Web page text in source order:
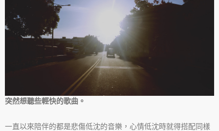
突然想聽些輕快的歌曲。
一直以來陪伴的都是悲傷低沈的音樂，心情低沈時就得搭配同樣